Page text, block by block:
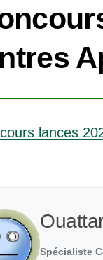
lances
Spécialiste